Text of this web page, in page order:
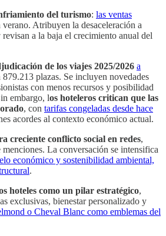
del turismo: las ventas
verano. Atribuyen la desaceleración a
a la baja el crecimiento anual del
de los viajes 2025/2026 a
879.213 plazas. Se incluyen novedades
con menos recursos y posibilidad
embargo, los hoteleros critican que las
, con tarifas congeladas desde hace
acordes al contexto económico actual.
creciente conflicto social en redes,
menciones. La conversación se intensifica
económico y sostenibilidad ambiental,
.
hoteles como un pilar estratégico,
exclusivas, bienestar personalizado y
o Cheval Blanc como emblemas del